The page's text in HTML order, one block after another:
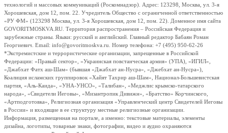
технологий и массовых коммуникаций (Роскомнадзор). Адрес: 123298, Москва, ул. 3-я
Хорошевская, дом 12, пом. 22. Учредитель Общество с ограниченной ответственностью
«РУ ФМ» (123298 Москва, ул. 3-я Хорошевская, дом 12, пом. 22). Доменное имя сайта
GOVORITMOSKVA.RU. Территория распространения – Российская Федерация и
зарубежные страны. Языки: русский и английский. Главный редактор Бабаян Роман
Георгиевич. Email: info@govoritmoskva.ru. Номер телефона: +7 (495) 950-62-26
*Экстремистские и террористические организации, запрещенные в Российской
Федерации: «Правый сектор», «Украинская повстанческая армия» (УПА), «ИГИЛ»,
«Джабхат Фатх аш-Шам» (бывшая «Джабхат ан-Нусра», «Джебхат ан-Нусра»),
Коалиция исламских группировок «Хайят Тахрир аш-Шам», Национал-Большевистская
партия, «Аль-Каида», «УНА-УНСО», «Талибан», «Меджлис крымско-татарского
народа», «Свидетели Иеговы», «Мизантропик Дивижн», «Братство» Корчинского,
«Артподготовка», Религиозная организация «Управленческий центр Свидетелей Иеговы
в России» и входящие в ее структуру местные религиозные организации.
Информация, размещенная на портале, а именно: текстовые материалы, элементы
дизайна, логотипы, товарные знаки, фотографии, видео и аудио охраняются